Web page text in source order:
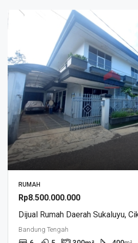
RUMAH
Rp8.500.000.000
Bandung Tengah